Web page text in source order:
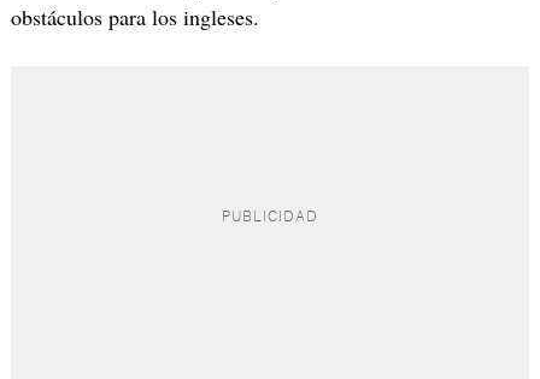
obstáculos para los ingleses.